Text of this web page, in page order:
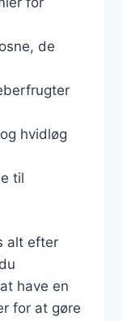
de
hvidløg
til
alt efter
have en
for at gøre